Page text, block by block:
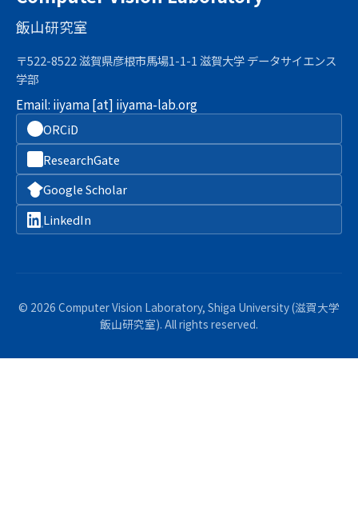
飯山研究室
〒522-8522 滋賀県彦根市馬場1-1-1 滋賀大学 データサイエンス
学部
Email: iiyama [at] iiyama-lab.org
ORCiD
ResearchGate
Google Scholar
LinkedIn
© 2026 Computer Vision Laboratory, Shiga University (滋賀大学
飯山研究室). All rights reserved.